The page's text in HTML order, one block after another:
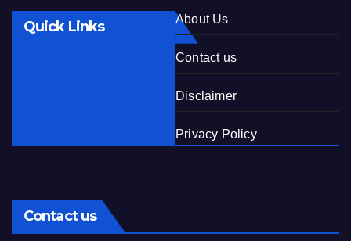
Quick Links About Us
Contact us
Disclaimer
Privacy Policy
Contact us